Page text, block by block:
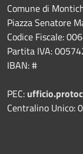
Comune di
Piazza Senatore
Codice Fiscale:
Partita IVA:
IBAN: #
PEC:
Centralino Unico: